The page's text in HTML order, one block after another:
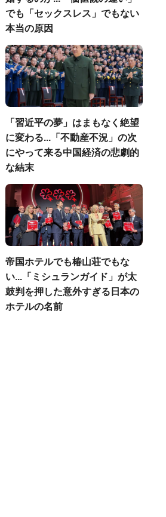
でも「セックスレス」でもない
本当の原因
「習近平の夢」はまもなく絶望
に変わる...「不動産不況」の次
にやって来る中国経済の悲劇的
な結末
帝国ホテルでも椿山荘でもな
い...「ミシュランガイド」が太
鼓判を押した意外すぎる日本の
ホテルの名前